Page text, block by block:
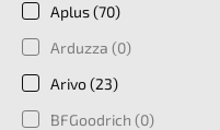
Aplus (70)
Arduzza (0)
Arivo (23)
BFGoodrich (0)